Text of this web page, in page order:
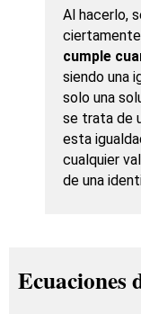
Al hacerlo,
cumple
siendo una
solo una
se trata de
esta
cualquier
de una
Ecuaciones